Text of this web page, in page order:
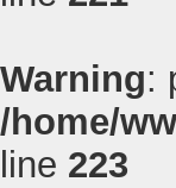
Warning:
/home/
line 223